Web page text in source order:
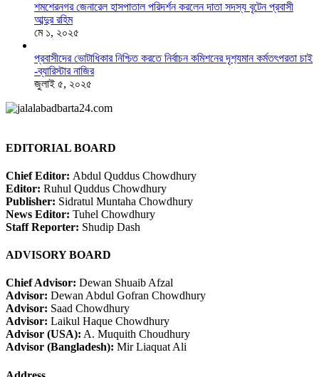
শমশেরনগর জেনারেল হাসপাতাল পরিদর্শন করলেন দাতা সদস্য বৃটেন প্রবাসী
আব্দুর রহিম
মে ১, ২০২৫
প্রবাসীদের ভোটাধিকার নিশ্চিত করতে নির্বাচন কমিশনের দৃশ‍্যমান কর্মতৎপরতা চাই
-ব্যারিস্টার নাজির
জুলাই ৫, ২০২৫
EDITORIAL BOARD
Chief Editor: Abdul Quddus Chowdhury
Editor: Ruhul Quddus Chowdhury
Publisher: Sidratul Muntaha Chowdhury
News Editor: Tuhel Chowdhury
Staff Reporter: Shudip Dash
ADVISORY BOARD
Chief Advisor: Dewan Shuaib Afzal
Advisor: Dewan Abdul Gofran Chowdhury
Advisor: Saad Chowdhury
Advisor: Laikul Haque Chowdhury
Advisor (USA): A. Muquith Choudhury
Advisor (Bangladesh): Mir Liaquat Ali